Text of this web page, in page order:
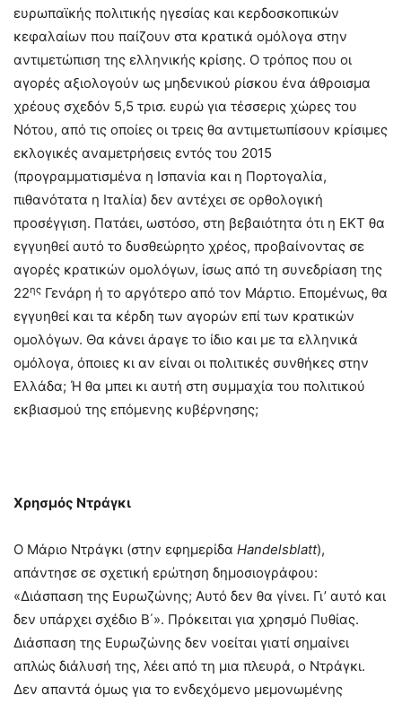
ευρωπαϊκής πολιτικής ηγεσίας και κερδοσκοπικών
κεφαλαίων που παίζουν στα κρατικά ομόλογα στην
αντιμετώπιση της ελληνικής κρίσης. Ο τρόπος που οι
αγορές αξιολογούν ως μηδενικού ρίσκου ένα άθροισμα
χρέους σχεδόν 5,5 τρισ. ευρώ για τέσσερις χώρες του
Νότου, από τις οποίες οι τρεις θα αντιμετωπίσουν κρίσιμες
εκλογικές αναμετρήσεις εντός του 2015
(προγραμματισμένα η Ισπανία και η Πορτογαλία,
πιθανότατα η Ιταλία) δεν αντέχει σε ορθολογική
προσέγγιση. Πατάει, ωστόσο, στη βεβαιότητα ότι η ΕΚΤ θα
εγγυηθεί αυτό το δυσθεώρητο χρέος, προβαίνοντας σε
αγορές κρατικών ομολόγων, ίσως από τη συνεδρίαση της
22ης Γενάρη ή το αργότερο από τον Μάρτιο. Επομένως, θα
εγγυηθεί και τα κέρδη των αγορών επί των κρατικών
ομολόγων. Θα κάνει άραγε το ίδιο και με τα ελληνικά
ομόλογα, όποιες κι αν είναι οι πολιτικές συνθήκες στην
Ελλάδα; Ή θα μπει κι αυτή στη συμμαχία του πολιτικού
εκβιασμού της επόμενης κυβέρνησης;
Χρησμός Ντράγκι
Ο Μάριο Ντράγκι (στην εφημερίδα Handelsblatt),
απάντησε σε σχετική ερώτηση δημοσιογράφου:
«Διάσπαση της Ευρωζώνης; Αυτό δεν θα γίνει. Γι’ αυτό και
δεν υπάρχει σχέδιο Β΄». Πρόκειται για χρησμό Πυθίας.
Διάσπαση της Ευρωζώνης δεν νοείται γιατί σημαίνει
απλώς διάλυσή της, λέει από τη μια πλευρά, ο Ντράγκι.
Δεν απαντά όμως για το ενδεχόμενο μεμονωμένης